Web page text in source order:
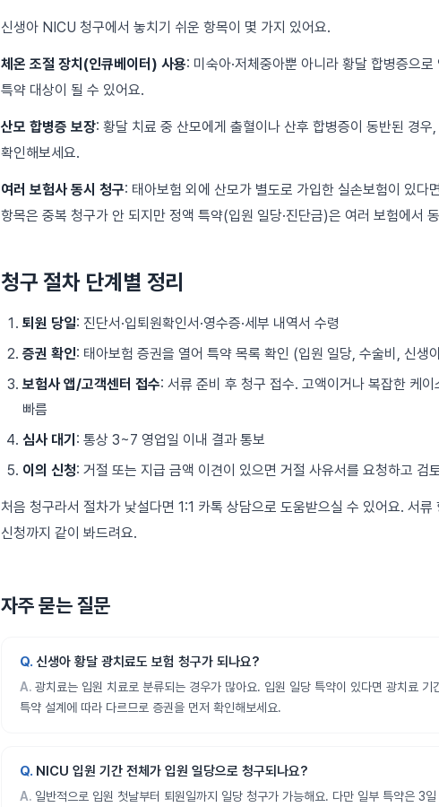
신생아 NICU 청구에서 놓치기 쉬운 항목이 몇 가지 있어요.
체온 조절 장치(인큐베이터) 사용: 미숙아·저체중아뿐 아니라 황달 합병증으
특약 대상이 될 수 있어요.
산모 합병증 보장: 황달 치료 중 산모에게 출혈이나 산후 합병증이 동반된 경우
확인해보세요.
여러 보험사 동시 청구: 태아보험 외에 산모가 별도로 가입한 실손보험이 있다
항목은 중복 청구가 안 되지만 정액 특약(입원 일당·진단금)은 여러 보험에서
청구 절차 단계별 정리
퇴원 당일: 진단서·입퇴원확인서·영수증·세부 내역서 수령
증권 확인: 태아보험 증권을 열어 특약 목록 확인 (입원 일당, 수술비, 신생
보험사 앱/고객센터 접수: 서류 준비 후 청구 접수. 고액이거나 복잡한 케
빠름
심사 대기 : 통상 3~7 영업일 이내 결과 통보
이의 신청: 거절 또는 지급 금액 이견이 있으면 거절 사유서를 요청하고 검
처음 청구라서 절차가 낯설다면 1:1 카톡 상담으로 도움받으실 수 있어요. 서류
신청까지 같이 봐드려요.
자주 묻는 질문
신생아 황달 광치료도 보험 청구가 되나요?
광치료는 입원 치료로 분류되는 경우가 많아요. 입원 일당 특약이 있다면 광치료 기
특약 설계에 따라 다르므로 증권을 먼저 확인해보세요.
NICU 입원 기간 전체가 입원 일당으로 청구되나요?
일반적으로 입원 첫날부터 퇴원일까지 일당 청구가 가능해요. 다만 일부 특약은 3일